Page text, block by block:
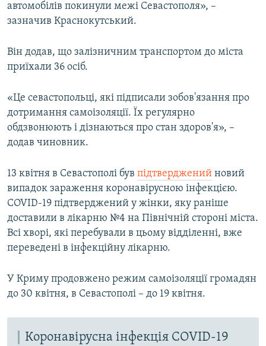
автомобілів покинули межі Севастополя», –
зазначив Краснокутський.
Він додав, що залізничним транспортом до міста
приїхали 36 осіб.
«Це севастопольці, які підписали зобов'язання про
дотримання самоізоляції. Їх регулярно
обдзвонюють і дізнаються про стан здоров'я», –
додав чиновник.
13 квітня в Севастополі був підтверджений новий
випадок зараження коронавірусною інфекцією.
COVID-19 підтверджений у жінки, яку раніше
доставили в лікарню №4 на Північній стороні міста.
Всі хворі, які перебували в цьому відділенні, вже
переведені в інфекційну лікарню.
У Криму продовжено режим самоізоляції громадян
до 30 квітня, в Севастополі – до 19 квітня.
Коронавірусна інфекція COVID-19